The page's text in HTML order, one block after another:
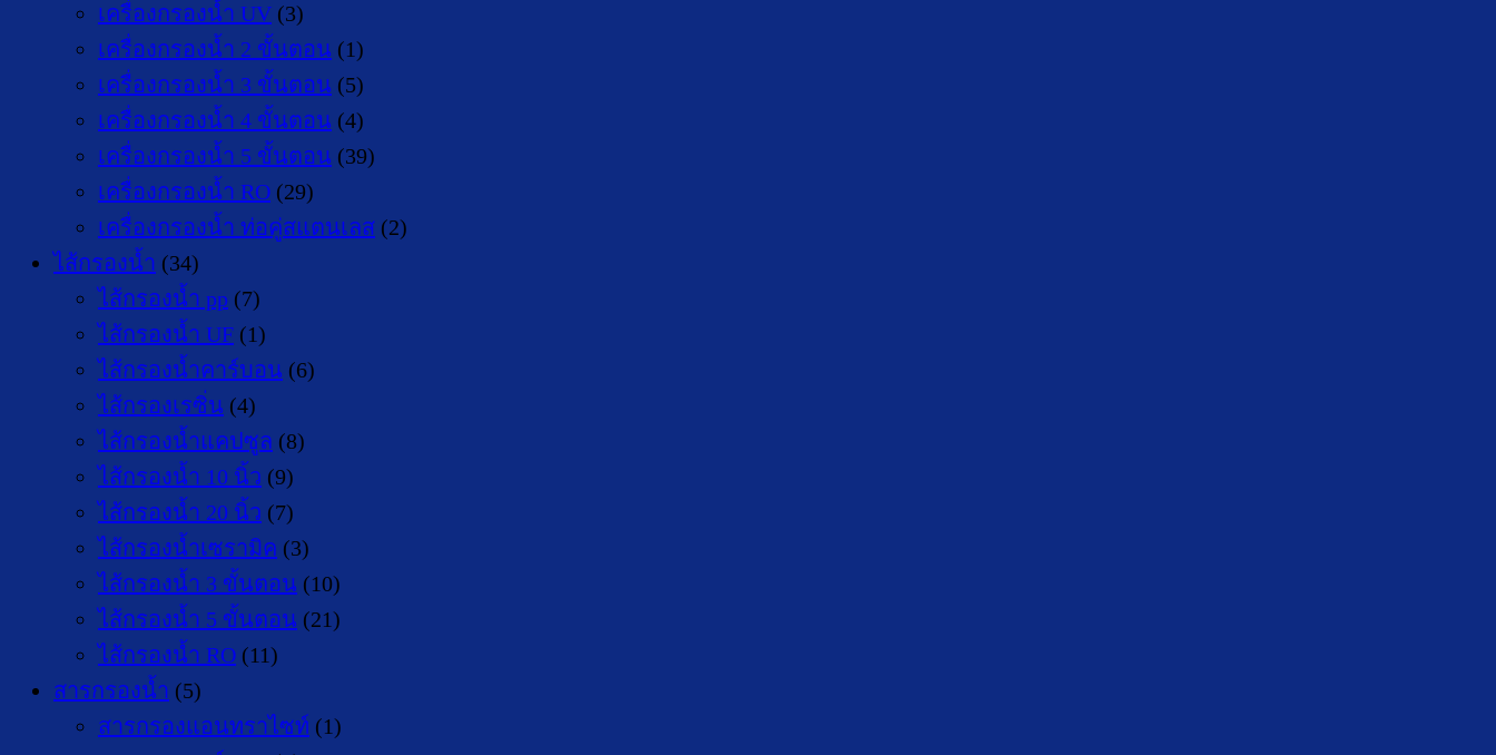
เครื่องกรองน้ำ UV (3)
เครื่องกรองน้ำ 2 ขั้นตอน (1)
เครื่องกรองน้ำ 3 ขั้นตอน (5)
เครื่องกรองน้ำ 4 ขั้นตอน (4)
เครื่องกรองน้ำ 5 ขั้นตอน (39)
เครื่องกรองน้ำ RO (29)
เครื่องกรองน้ำ ท่อคู่สแตนเลส (2)
ไส้กรองน้ำ (34)
ไส้กรองน้ำ pp (7)
ไส้กรองน้ำ UF (1)
ไส้กรองน้ำคาร์บอน (6)
ไส้กรองเรซิ่น (4)
ไส้กรองน้ำแคปซูล (8)
ไส้กรองน้ำ 10 นิ้ว (9)
ไส้กรองน้ำ 20 นิ้ว (7)
ไส้กรองน้ำเซรามิค (3)
ไส้กรองน้ำ 3 ขั้นตอน (10)
ไส้กรองน้ำ 5 ขั้นตอน (21)
ไส้กรองน้ำ RO (11)
สารกรองน้ำ (5)
สารกรองแอนทราไซท์ (1)